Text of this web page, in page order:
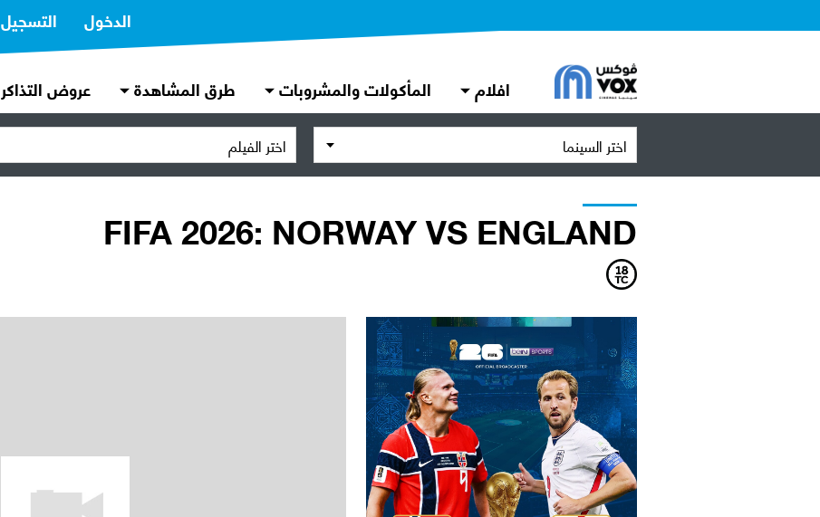
الدخول التسجيل
افلام المأكولات والمشروبات طرق المشاهدة عروض التذاكر
اختر السينما اختر الفيلم
FIFA 2026: NORWAY VS ENGLAND